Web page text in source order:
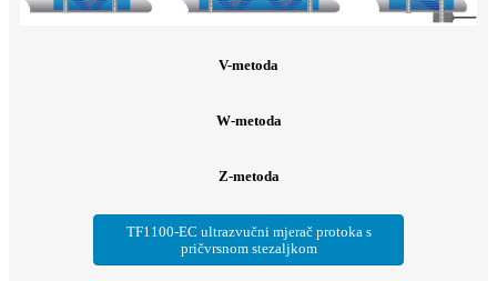
V-metoda
W-metoda
Z-metoda
TF1100-EC ultrazvučni mjerač protoka s
pričvrsnom stezaljkom